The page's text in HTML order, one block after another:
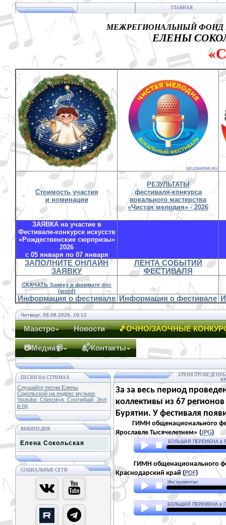
ГЛАВНАЯ
МЕЖРЕГИОНАЛЬНЫЙ ФОНД
ЕЛЕНЫ
Стоимость участия
и номинации
РЕЗУЛЬТАТЫ
фестиваля-конкурса
вокального мастерства
«Чистая мелодия» - 2026
ЗАЯВКА на участие в
Фестивале-конкурсе искусств
«Рождественские сюрпризы»
2026
с 05 января по 07 января
ЗАПОЛНИТЕ ОНЛАЙН
ЗАЯВКУ
ЛЕНТА СОБЫТИЙ
ФЕСТИВАЛЯ
СКАЧАТЬ Заявку в формате doc
(word)
Информация о фестивале Информация о фестивале
Четверг, 06.08.2026, 19:12
Маэстро Новости 🎵ОЧНО/ЗАОЧНЫЕ
📷Медиа📹 📬Контакты
ПЕСНИ НА СТРИМАХ
Слушайте песни Елены
Сокольской на яндекс музыке,
Youtube, Сберзвук, Спотифай, Эпл
и пр
ВИКИПЕДИЯ
Елена Сокольская
СОЦИАЛЬНЫЕ СЕТИ
АРХИВ
За за весь период
коллективы из 67
Бурятии. У фестиваля
ГИМН общенационального
Ярославле Тысячелетнем» (JPG)
ГИМН общенационального
Краснодарский край (PDF)